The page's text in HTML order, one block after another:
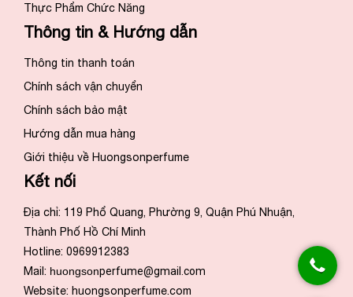
Thực Phẩm Chức Năng
Thông tin & Hướng dẫn
Thông tin thanh toán
Chính sách vận chuyển
Chính sách bảo mật
Hướng dẫn mua hàng
Giới thiệu về Huongsonperfume
Kết nối
Địa chỉ: 119 Phổ Quang, Phường 9, Quận Phú Nhuận,
Thành Phố Hồ Chí Minh
Hotline: 0969912383
Mail: huongsonperfume@gmail.com
Website: huongsonperfume.com